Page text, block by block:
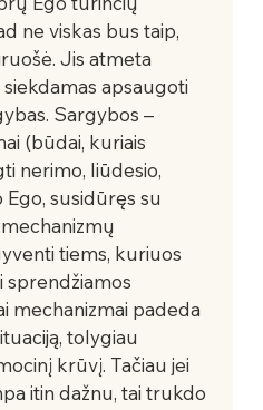
ne viskas bus taip,
Jis atmeta
apsaugoti
Sargybos –
(būdai, kuriais
nerimo, liūdesio,
susidūręs su
tiems, kuriuos
sprendžiamos
mechanizmai padeda
tolygiau
krūvį. Tačiau jei
itin dažnu, tai trukdo